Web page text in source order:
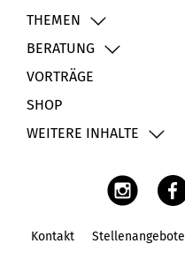
THEMEN
BERATUNG
VORTRÄGE
SHOP
WEITERE INHALTE
Kontakt Stellenangebote